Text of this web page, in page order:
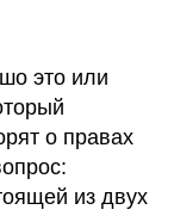
это или
о правах
из двух